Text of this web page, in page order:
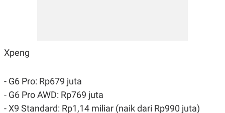
Xpeng
- G6 Pro: Rp679 juta
- G6 Pro AWD: Rp769 juta
- X9 Standard: Rp1,14 miliar (naik dari Rp990 juta)